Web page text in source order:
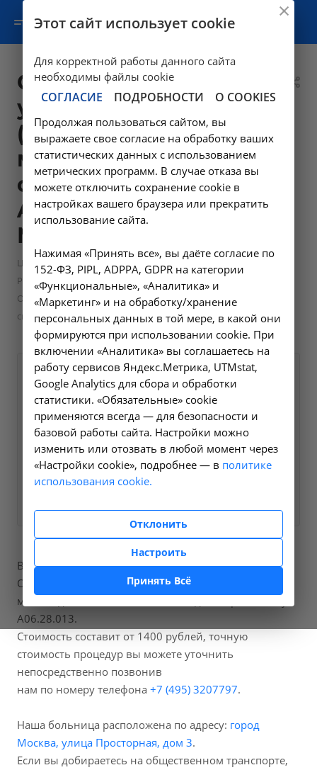
Обзорная
урография
(рентгенография
мочевыделительной
системы) -
A06.28.013 в
Москве
Цены в Москве —
Рентгенологические исследования в Москве —
Обзорная урография (рентгенография мочевыделительной
системы) - A06.28.013 в Москве
Оформите заявку на сайте,
мы свяжемся с вами в
ближайшее время и ответим
на все интересующие
вопросы.
В нашей больнице вы можете пройти процедуры
Обзорная урография (рентгенография
мочевыделительной системы), код по справочнику
A06.28.013.
Стоимость составит от 1400 рублей, точную
стоимость процедур вы можете уточнить
непосредственно позвонив
нам по номеру телефона +7 (495) 3207797.
Наша больница расположена по адресу: город
Москва, улица Просторная, дом 3.
Если вы добираетесь на общественном транспорте,
Этот сайт использует cookie
Для корректной работы данного сайта
необходимы файлы cookie
СОГЛАСИЕ ПОДРОБНОСТИ О COOKIES
Продолжая пользоваться сайтом, вы
выражаете свое согласие на обработку ваших
статистических данных с использованием
метрических программ. В случае отказа вы
можете отключить сохранение cookie в
настройках вашего браузера или прекратить
использование сайта.
Нажимая «Принять все», вы даёте согласие по
152-ФЗ, PIPL, ADPPA, GDPR на категории
«Функциональные», «Аналитика» и
«Маркетинг» и на обработку/хранение
персональных данных в той мере, в какой они
формируются при использовании cookie. При
включении «Аналитика» вы соглашаетесь на
работу сервисов Яндекс.Метрика, UTMstat,
Google Analytics для сбора и обработки
статистики. «Обязательные» cookie
применяются всегда — для безопасности и
базовой работы сайта. Настройки можно
изменить или отозвать в любой момент через
«Настройки cookie», подробнее — в политике
использования cookie.
Отклонить
Настроить
Принять Всё